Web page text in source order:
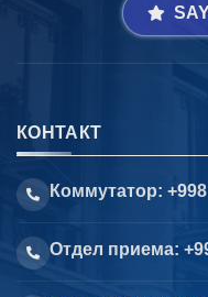
КОНТАКТ
Коммутатор:
Отдел приема: